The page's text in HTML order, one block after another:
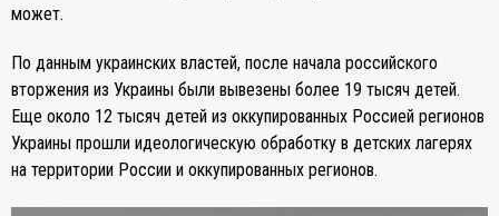
может.
По данным украинских властей, после начала российского
вторжения из Украины были вывезены более 19 тысяч детей.
Еще около 12 тысяч детей из оккупированных Россией регионов
Украины прошли идеологическую обработку в детских лагерях
на территории России и оккупированных регионов.